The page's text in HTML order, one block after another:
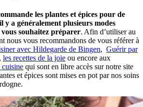
les plantes et épices pour de
y a généralement plusieurs modes
vous souhaitez préparer. Afin d’utiliser au
nous vous recommandons de vous référer à
avec Hildegarde de Bingen, Guérir par
, les recettes de la joie ou encore aux
cuisine qui sont en libre accès sur notre site
et épices sont mises en pot par nos soins